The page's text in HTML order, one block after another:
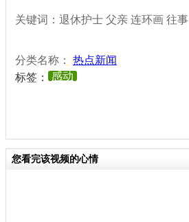
关键词：退休护士 父亲 连环画 往事
分类名称： 热点新闻
标签：
感动
您看完该视频的心情